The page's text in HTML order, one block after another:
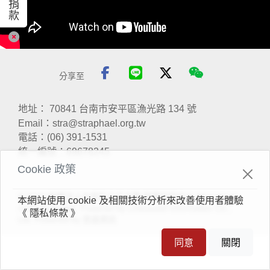
Cookie 政策
本網站使用 cookie 及相關技術分析來改善使用者體驗
《 隱私條款 》
同意 關閉
分享至
地址： 70841 台南市安平區漁光路 134 號
Email： stra@straphael.org.tw
電話： (06) 391-1531
統一編號：69678245
© 2023 財團法人台南私立天主教 瑞復益智中心 All content
rights reserved. Powered by Linkuswell Information Co.,
Ltd. Powered by
捐
款